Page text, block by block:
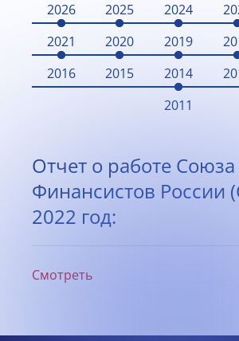
2026 2025 2024
2021
2020 2019
2016
2015 2014
2011
Отчет о работе Союза
Финансистов России
2022 год:
Смотреть